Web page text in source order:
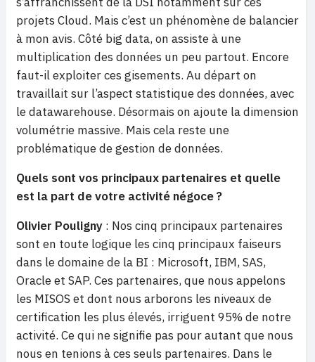
projets Cloud. Mais c’est un phénomène de balancier
à mon avis. Côté big data, on assiste à une
multiplication des données un peu partout. Encore
faut-il exploiter ces gisements. Au départ on
travaillait sur l’aspect statistique des données, avec
le datawarehouse. Désormais on ajoute la dimension
volumétrie massive. Mais cela reste une
problématique de gestion de données.
Quels sont vos principaux partenaires et quelle
est la part de votre activité négoce ?
Olivier Pouligny : Nos cinq principaux partenaires
sont en toute logique les cinq principaux faiseurs
dans le domaine de la BI : Microsoft, IBM, SAS,
Oracle et SAP. Ces partenaires, que nous appelons
les MISOS et dont nous arborons les niveaux de
certification les plus élevés, irriguent 95% de notre
activité. Ce qui ne signifie pas pour autant que nous
nous en tenions à ces seuls partenaires. Dans le